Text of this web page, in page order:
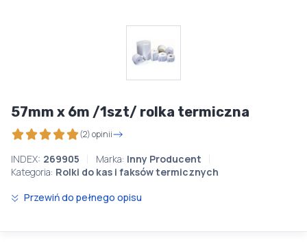
57mm x 6m /1szt/ rolka termiczna
(2) opinii
INDEX: 269905 Marka: Inny Producent
Kategoria: Rolki do kas i faksów termicznych
Przewiń do pełnego opisu